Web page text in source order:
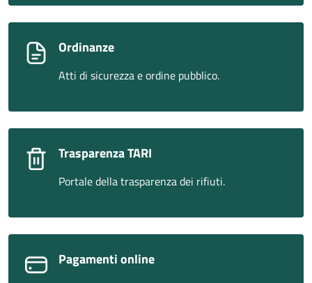
Ordinanze
Atti di sicurezza e ordine pubblico.
Trasparenza TARI
Portale della trasparenza dei rifiuti.
Pagamenti online